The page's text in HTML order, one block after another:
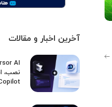
آخرین اخبار و مقالات
نصب،